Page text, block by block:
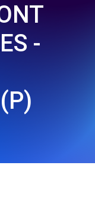
-